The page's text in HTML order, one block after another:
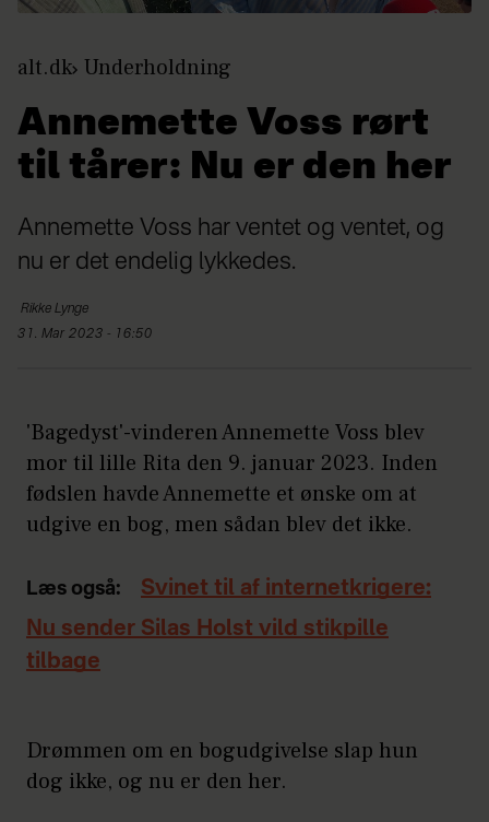
alt.dk Underholdning
Annemette Voss rørt
til tårer: Nu er den her
Annemette Voss har ventet og ventet, og
nu er det endelig lykkedes.
Rikke Lynge
31. Mar 2023 - 16:50
'Bagedyst'-vinderen Annemette Voss blev
mor til lille Rita den 9. januar 2023. Inden
fødslen havde Annemette et ønske om at
udgive en bog, men sådan blev det ikke.
Læs også:
Svinet til af internetkrigere:
Nu sender Silas Holst vild stikpille
tilbage
Drømmen om en bogudgivelse slap hun
dog ikke, og nu er den her.